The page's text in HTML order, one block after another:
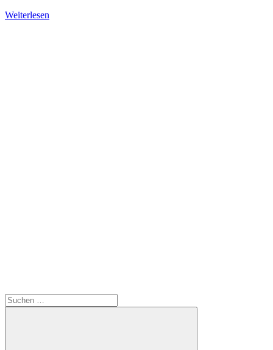
Weiterlesen
Suchen
nach: